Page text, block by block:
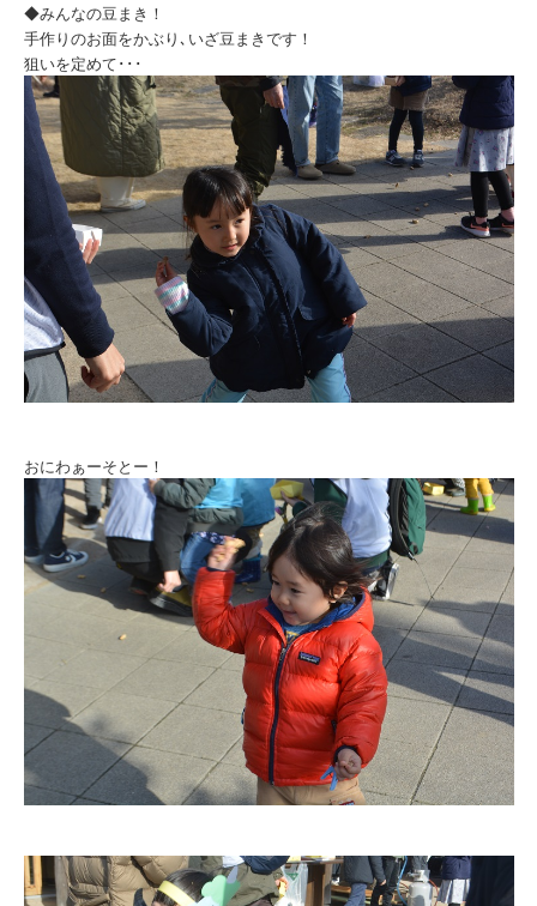
◆みんなの豆まき！
手作りのお面をかぶり､いざ豆まきです！
狙いを定めて･･･
おにわぁーそとー！